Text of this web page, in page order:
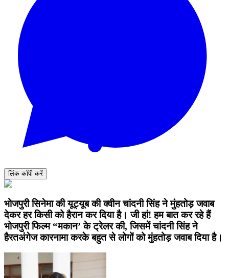
लिंक कॉपी करें
भोजपुरी सिनेमा की यूट्यूब की क्वीन चांदनी सिंह ने मुंहतोड़ जवाब
देकर हर किसी को हैरान कर दिया है। जी हां! हम बात कर रहे हैं
भोजपुरी फिल्म “मकान’ के ट्रेलर की, जिसमें चांदनी सिंह ने
हैरतअंगेज कारनामा करके बहुत से लोगों को मुंहतोड़ जवाब दिया है।